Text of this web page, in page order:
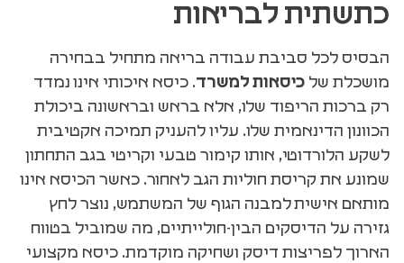
כתשתית לבריאות
הבסיס לכל סביבת עבודה בריאה מתחיל בבחירה
מושכלת של כיסאות למשרד. כיסא איכותי אינו נמדד
רק ברכות הריפוד שלו, אלא בראש ובראשונה ביכולת
הכוונון הדינאמית שלו. עליו להעניק תמיכה אקטיבית
לשקע הלורדוטי, אותו קימור טבעי וקריטי בגב התחתון
שמונע את קריסת חוליות הגב לאחור. כאשר הכיסא אינו
מותאם אישית למבנה הגוף של המשתמש, נוצר לחץ
גזירה על הדיסקים הבין-חולייתיים, מה שמוביל בטווח
הארוך לפריצות דיסק ושחיקה מוקדמת. כיסא מקצועי